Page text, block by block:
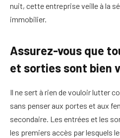
nuit, cette entreprise veille à la
immobilier.
Assurez-vous que
et sorties sont bien
Il ne sert à rien de vouloir lutter
sans penser aux portes et aux
secondaire. Les entrées et les
les premiers accès par lesquels